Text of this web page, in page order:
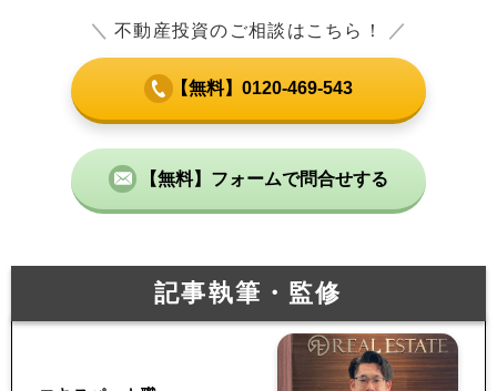
＼ 不動産投資のご相談はこちら！ ／
【無料】0120-469-543
【無料】フォームで問合せする
記事執筆・監修